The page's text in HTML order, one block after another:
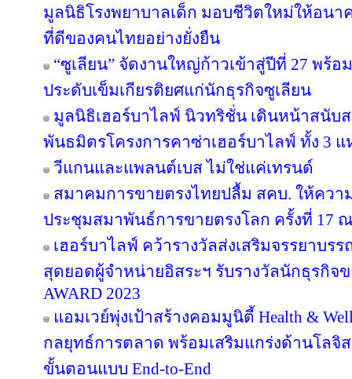
มูลนิธิโรงพยาบาลเด็ก มอบชีวิตใหม่ให้อน
ที่ดีของคนไทยอย่างยั่งยืน
“ซูเลียน” จัดงานใหญ่ก้าวเข้าสู่ปีที่ 27 พร้
ประดับเข็มเกียรติยศแก่นักธุรกิจซูเลียน
มูลนิธิเฮอร์บาไลฟ์ นิวทริชั่น เดินหน้าสนับ
พันธมิตรโครงการคาซ่าเฮอร์บาไลฟ์ ทั้ง 3 แ
วีแกนและแพลนต์เบส ไม่ใช่แค่เทรนด์
สมาคมการขายตรงไทยปลื้ม สคบ. ให้คว
ประชุมสมาพันธ์การขายตรงโลก ครั้งที่ 17
เฮอร์บาไลฟ์ คว้ารางวัลส่งเสริมจรรยาบร
สุดยอดผู้จำหน่ายอิสระฯ รับรางวัลนักธุรกิจข
AWARD 2023
แอมเวย์พุ่งเป้าสร้างคอมมูนิตี้ Health &
กลยุทธ์การตลาด พร้อมเสริมแกร่งด้านโลจิ
ขั้นตอนแบบ End-to-End